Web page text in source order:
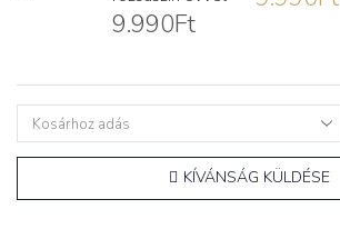
9.990Ft
KÍVÁNSÁG KÜLDÉSE